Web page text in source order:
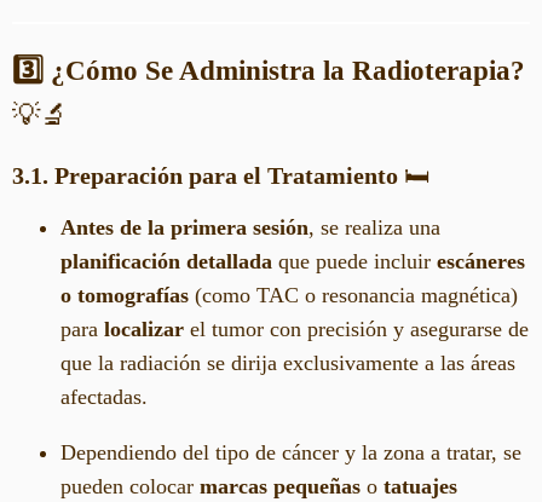
3️⃣ ¿Cómo Se Administra la Radioterapia?
💡🔬
3.1. Preparación para el Tratamiento 🛏️
Antes de la primera sesión, se realiza una
planificación detallada que puede incluir escáneres
o tomografías (como TAC o resonancia magnética)
para localizar el tumor con precisión y asegurarse de
que la radiación se dirija exclusivamente a las áreas
afectadas.
Dependiendo del tipo de cáncer y la zona a tratar, se
pueden colocar marcas pequeñas o tatuajes